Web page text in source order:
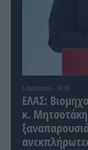
6 Αυγούστου - 18:18
ΕΛΑΣ:
κ.